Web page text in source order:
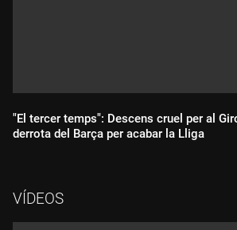
"El tercer temps": Descens cruel per al
derrota del Barça per acabar la Lliga
Durada:
VÍDEOS